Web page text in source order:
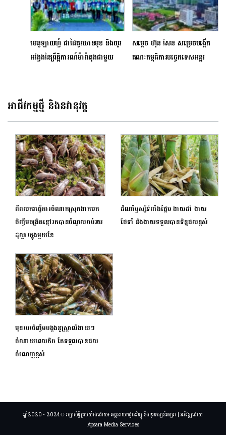
មេនូឡាយហ្វ៍ ជាដៃគូឈានមុខ និងយូរ
អង្វែងនៃព្រឹត្តិការណ៍ម៉ារ៉ាតុងជាមួយ
សម្ដេច ហ៊ុន សែន សម្រេចបង្កើត
គណៈកម្មធិការបច្ចេកទេសអន្តរ
អាជីវកម្មថ្មី និងនវានុវត្ត
ពីពលករធ្វើការចំណាកស្រុកងាកមក
ចិញ្ចឹមចង្រិតខ្មៅរកបានចំណូលរាប់រយ
ដុល្លារក្នុងមួយខែ
ដំណាំឫស្សីទំពាំងផ្អែម ងាយដាំ ងាយ
ថែទាំ និងងាយទទួលបានទិន្នផលខ្ពស់
មុខរបរចិញ្ចឹមបង្កងអូស្ត្រាលីងាយៗ
ចំណាយពេលតិច តែទទួលបានផល
ចំណេញខ្ពស់
ឆ្នាំ2020 - 2024 © រក្សាសិទ្ធិគ្រប់យ៉ាងដោយ៖ អគ្គនាយកដ្ឋានវិទ្យុ និងទូរទស្សន៍អប្សរា | អភិវឌ្ឍដោយ
Apsara Media Services